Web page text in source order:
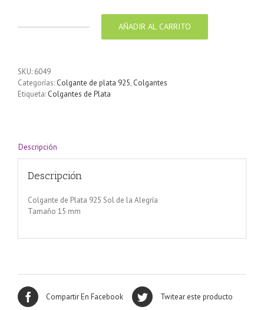
de
la
mm
AÑADIR AL CARRITO
SKU: 6049
Categorías: Colgante de plata 925, Colgantes
Etiqueta: Colgantes de Plata
Descripción
Descripción
Colgante de Plata 925 Sol de la Alegría
Tamaño 15 mm
Compartir En Facebook Twitear este producto